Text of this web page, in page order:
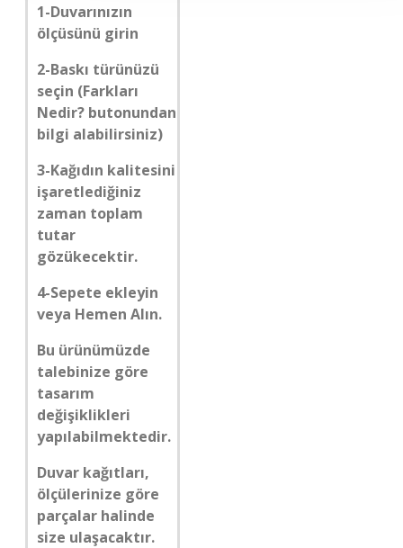
1-Duvarınızın
ölçüsünü girin
2-Baskı türünüzü
seçin (Farkları
Nedir? butonundan
bilgi alabilirsiniz)
3-Kağıdın kalitesini
işaretlediğiniz
zaman toplam
tutar
gözükecektir.
4-Sepete ekleyin
veya Hemen Alın.
Bu ürünümüzde
talebinize göre
tasarım
değişiklikleri
yapılabilmektedir.
Duvar kağıtları,
ölçülerinize göre
parçalar halinde
size ulaşacaktır.